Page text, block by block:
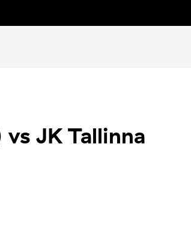
JK Tallinna